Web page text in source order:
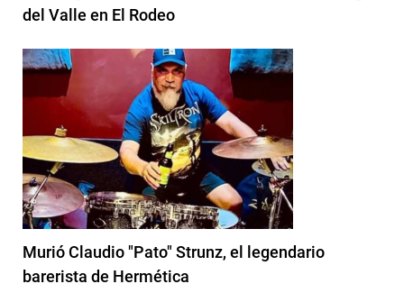
del Valle en El Rodeo
Murió Claudio "Pato" Strunz, el legendario
barerista de Hermética